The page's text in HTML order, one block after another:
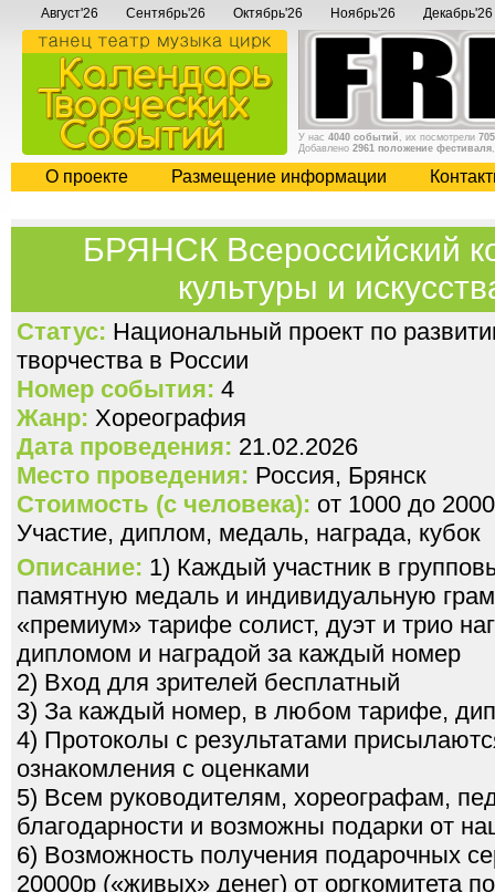
Август'26 Сентябрь'26 Октябрь'26 Ноябрь'26 Декабрь'26
У нас 4040 событий , их посмотрели
Добавлено 2961 положение фестиваля
О проекте Размещение информации
БРЯНСК Всероссийский
культуры и
Статус: Национальный проект по
творчества в России
Номер события: 4
Жанр: Хореография
Дата проведения: 21.02.2026
Место проведения: Россия, Брянск
Стоимость (с человека): от 1000 до
Участие, диплом, медаль, награда, кубок
Описание: 1) Каждый участник в
памятную медаль и индивидуальную
«премиум» тарифе солист, дуэт и трио
дипломом и наградой за каждый номер
2) Вход для зрителей бесплатный
3) За каждый номер, в любом тарифе,
4) Протоколы с результатами
ознакомления с оценками
5) Всем руководителям, хореографам,
благодарности и возможны подарки от
6) Возможность получения подарочных
20000р («живых» денег) от оргкомитета